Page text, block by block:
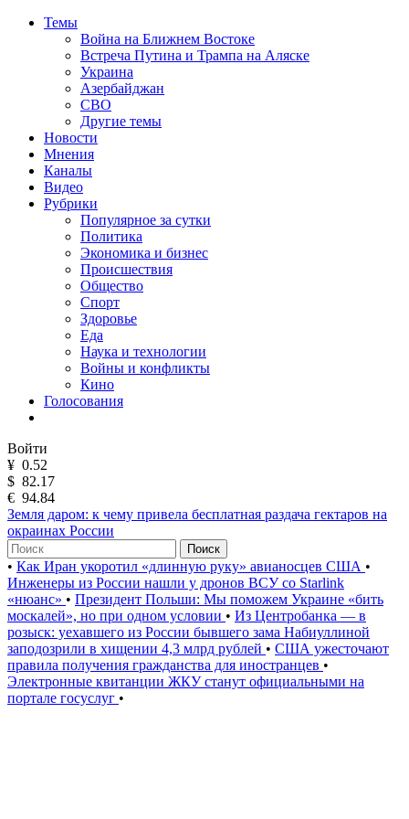
Темы
Война на Ближнем Востоке
Встреча Путина и Трампа на Аляске
Украина
Азербайджан
СВО
Другие темы
Новости
Мнения
Каналы
Видео
Рубрики
Популярное за сутки
Политика
Экономика и бизнес
Происшествия
Общество
Спорт
Здоровье
Еда
Наука и технологии
Войны и конфликты
Кино
Голосования
Войти
¥ 0.52
$ 82.17
€ 94.84
Земля даром: к чему привела бесплатная раздача гектаров на
окраинах России
Поиск
• Как Иран укоротил «длинную руку» авианосцев США •
Инженеры из России нашли у дронов ВСУ со Starlink
«нюанс» • Президент Польши: Мы поможем Украине «бить
москалей», но при одном условии • Из Центробанка — в
розыск: уехавшего из России бывшего зама Набиуллиной
заподозрили в хищении 4,3 млрд рублей • США ужесточают
правила получения гражданства для иностранцев •
Электронные квитанции ЖКУ станут официальными на
портале госуслуг •